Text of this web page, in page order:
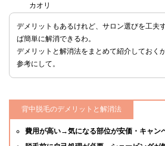
カオリ
デメリットもあるけれど、サロン選びを工夫
ば簡単に解消できるわ。
デメリットと解消法をまとめて紹介しておく
参考にして。
背中脱毛のデメリットと解消法
費用が高い→気になる部位が安価・キャン